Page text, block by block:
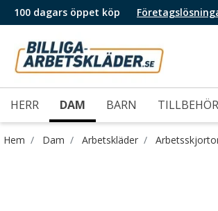
100 dagars öppet köp
HERR DAM BARN
Hem Dam Arbetskläder